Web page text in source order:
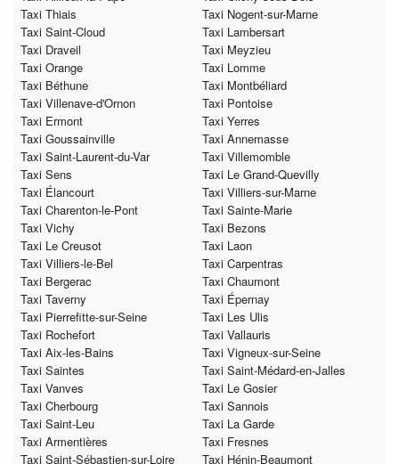
Taxi Thiais
Taxi Nogent-sur-Marne
Taxi Saint-Cloud
Taxi Lambersart
Taxi Draveil
Taxi Meyzieu
Taxi Orange
Taxi Lomme
Taxi Béthune
Taxi Montbéliard
Taxi Villenave-d'Ornon
Taxi Pontoise
Taxi Ermont
Taxi Yerres
Taxi Goussainville
Taxi Annemasse
Taxi Saint-Laurent-du-Var
Taxi Villemomble
Taxi Sens
Taxi Le Grand-Quevilly
Taxi Élancourt
Taxi Villiers-sur-Marne
Taxi Charenton-le-Pont
Taxi Sainte-Marie
Taxi Vichy
Taxi Bezons
Taxi Le Creusot
Taxi Laon
Taxi Villiers-le-Bel
Taxi Carpentras
Taxi Bergerac
Taxi Chaumont
Taxi Taverny
Taxi Épernay
Taxi Pierrefitte-sur-Seine
Taxi Les Ulis
Taxi Rochefort
Taxi Vallauris
Taxi Aix-les-Bains
Taxi Vigneux-sur-Seine
Taxi Saintes
Taxi Saint-Médard-en-Jalles
Taxi Vanves
Taxi Le Gosier
Taxi Cherbourg
Taxi Sannois
Taxi Saint-Leu
Taxi La Garde
Taxi Armentières
Taxi Fresnes
Taxi Saint-Sébastien-sur-Loire
Taxi Hénin-Beaumont